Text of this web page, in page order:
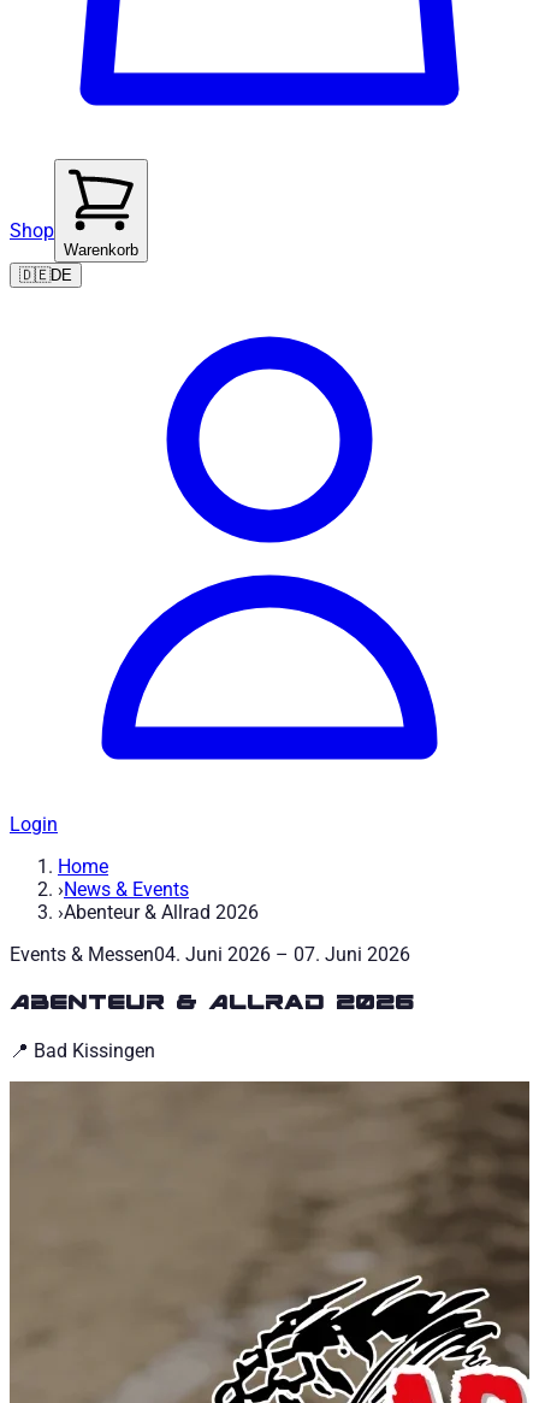
Shop
Warenkorb
🇩🇪DE
Login
Home
›News & Events
›Abenteur & Allrad 2026
Events & Messen04. Juni 2026 – 07. Juni 2026
Abenteur & Allrad 2026
📍 Bad Kissingen